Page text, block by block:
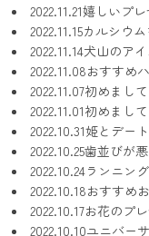
2022.11.21嬉しいプレ
2022.11.15カルシウ
2022.11.14犬山のア
2022.11.08おすすめ
2022.11.07初めまし
2022.11.01初めまし
2022.10.31姫とデート
2022.10.25歯並びが
2022.10.24ランニン
2022.10.18おすすめ
2022.10.17お花のプ
2022.10.10ユニバー